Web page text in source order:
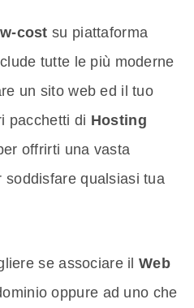
cost su piattaforma
tutte le più moderne
un sito web ed il tuo
pacchetti di Hosting
offrirti una vasta
soddisfare qualsiasi tua
se associare ilWeb
oppure ad uno che